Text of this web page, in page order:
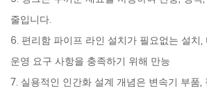
줄입니다.
6. 편리함 파이프 라인 설치가 필요없는 설치
운영 요구 사항을 충족하기 위해 만능
7. 실용적인 인간화 설계 개념은 변속기 부품,